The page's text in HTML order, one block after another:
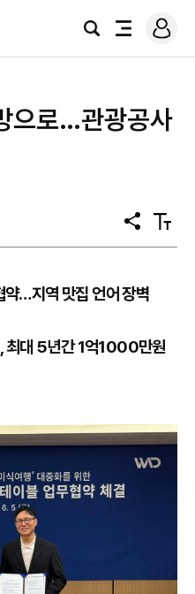
검
전
로
그
으로…관광공사
공
유
텍
스
약…지역 맛집 언어 장벽
최대 5년간 1억1000만원